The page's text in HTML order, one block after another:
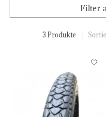
Filter
3 Produkte